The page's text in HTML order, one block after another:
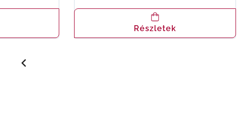
Részletek